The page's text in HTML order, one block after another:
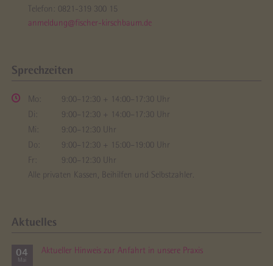
Telefon: 0821-319 300 15
anmeldung@fischer-kirschbaum.de
Sprechzeiten
Mo:
9:00–12:30 + 14:00–17:30 Uhr
Di:
9:00–12:30 + 14:00–17:30 Uhr
Mi:
9:00–12:30 Uhr
Do:
9:00–12:30 + 15:00–19:00 Uhr
Fr:
9:00–12:30 Uhr
Alle privaten Kassen, Beihilfen und Selbstzahler.
Aktuelles
04
Mai
Aktueller Hinweis zur Anfahrt in unsere Praxis